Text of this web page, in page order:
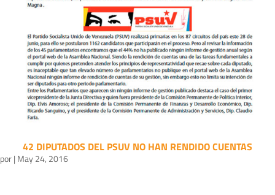
42 DIPUTADOS DEL PSUV NO HAN RENDIDO CUENTAS
por| May 24, 2016